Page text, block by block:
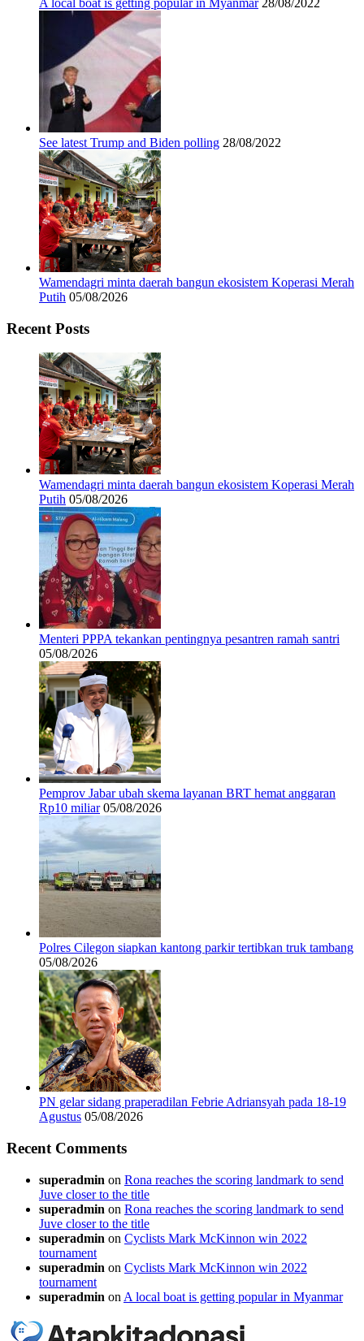
See latest Trump and Biden polling 28/08/2022
Wamendagri minta daerah bangun ekosistem Koperasi Merah
Putih 05/08/2026
Recent Posts
Wamendagri minta daerah bangun ekosistem Koperasi Merah
Putih 05/08/2026
Menteri PPPA tekankan pentingnya pesantren ramah santri
05/08/2026
Pemprov Jabar ubah skema layanan BRT hemat anggaran
Rp10 miliar 05/08/2026
Polres Cilegon siapkan kantong parkir tertibkan truk tambang
05/08/2026
PN gelar sidang praperadilan Febrie Adriansyah pada 18-19
Agustus 05/08/2026
Recent Comments
superadmin on Rona reaches the scoring landmark to send
Juve closer to the title
superadmin on Rona reaches the scoring landmark to send
Juve closer to the title
superadmin on Cyclists Mark McKinnon win 2022
tournament
superadmin on Cyclists Mark McKinnon win 2022
tournament
superadmin on A local boat is getting popular in Myanmar